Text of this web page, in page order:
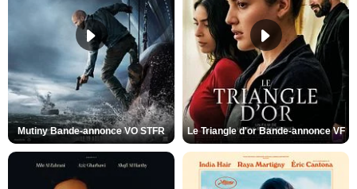
Mutiny Bande-annonce VO STFR Le Triangle d'or Bande-annonce VF